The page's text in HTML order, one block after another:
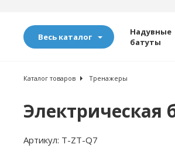
Весь каталог
Надувные
батуты
Каталог товаров Тренажеры
Электрическая
Артикул: T-ZT-Q7